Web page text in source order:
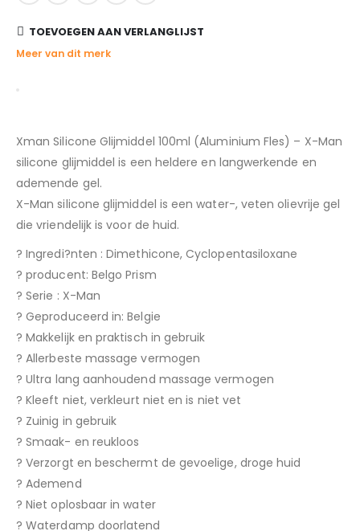
TOEVOEGEN AAN VERLANGLIJST
Meer van dit merk
Xman Silicone Glijmiddel 100ml (Aluminium Fles) – X-Man
silicone glijmiddel is een heldere en langwerkende en
ademende gel.
X-Man silicone glijmiddel is een water-, veten olievrije gel
die vriendelijk is voor de huid.
? Ingredi?nten : Dimethicone, Cyclopentasiloxane
? producent: Belgo Prism
? Serie : X-Man
? Geproduceerd in: Belgie
? Makkelijk en praktisch in gebruik
? Allerbeste massage vermogen
? Ultra lang aanhoudend massage vermogen
? Kleeft niet, verkleurt niet en is niet vet
? Zuinig in gebruik
? Smaak- en reukloos
? Verzorgt en beschermt de gevoelige, droge huid
? Ademend
? Niet oplosbaar in water
? Waterdamp doorlatend